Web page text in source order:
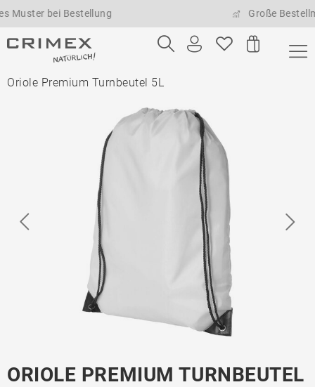
Bestellung Große Bestellmengen
Oriole Premium Turnbeutel 5L
ORIOLE PREMIUM TURNBEUTEL